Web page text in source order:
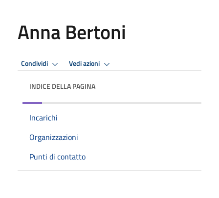
Anna Bertoni
Condividi Vedi azioni
INDICE DELLA PAGINA
Incarichi
Organizzazioni
Punti di contatto